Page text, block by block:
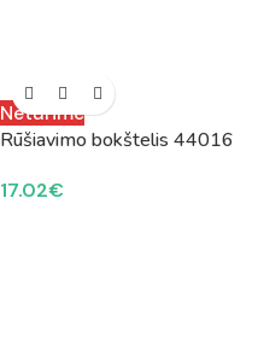
Neturime
Rūšiavimo bokštelis 44016
17.02€